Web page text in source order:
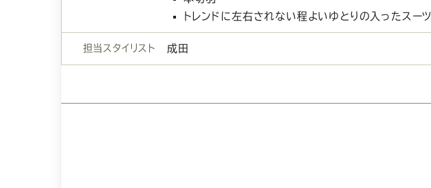
トレンドに左右されない程よいゆとりの入ったスーツ
担当スタイリスト 成田